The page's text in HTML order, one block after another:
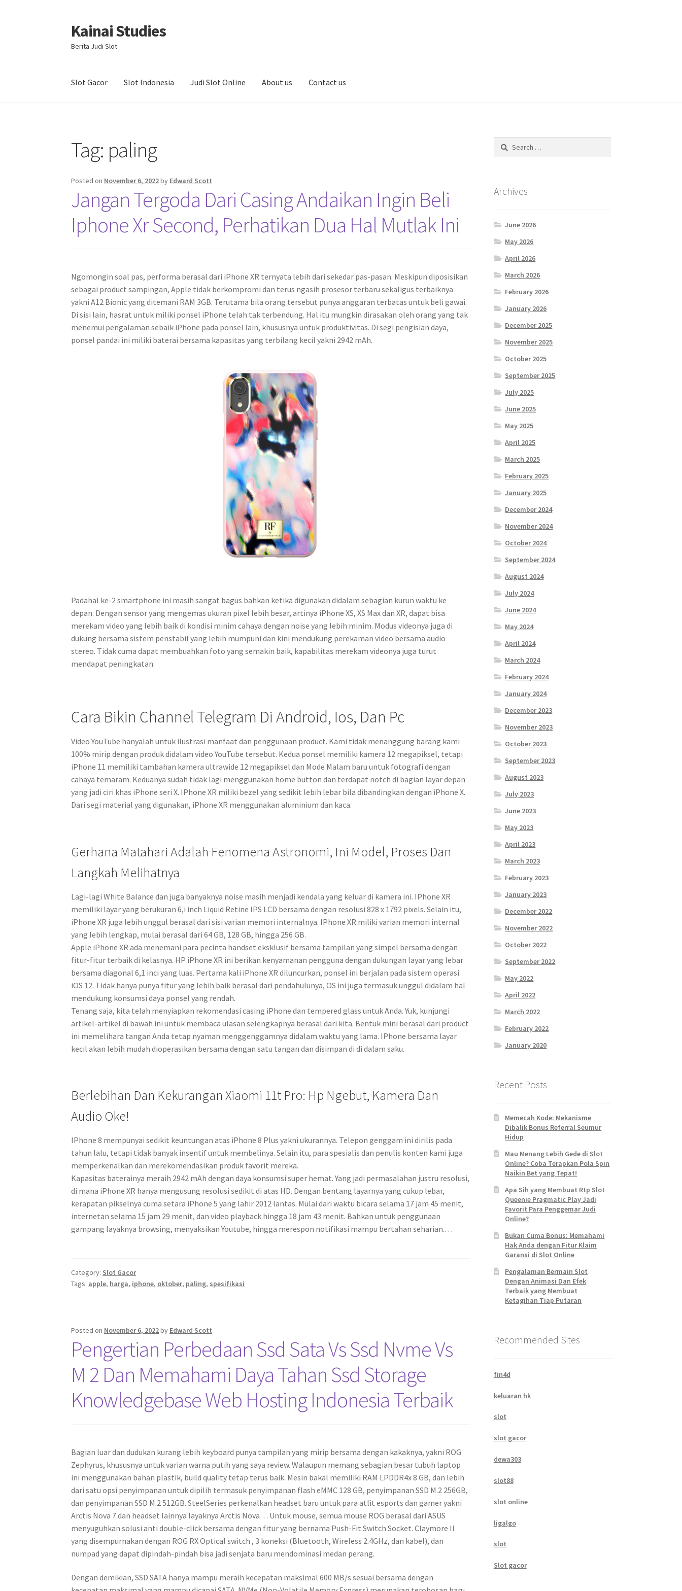
Skip
to
navigation
Skip
to
content
Kainai Studies
Berita Judi Slot
Slot Gacor Slot Indonesia Judi Slot Online About us Contact us
Tag: paling
Posted on November 6, 2022by Edward Scott
Jangan Tergoda Dari Casing Andaikan Ingin Beli
Iphone Xr Second, Perhatikan Dua Hal Mutlak Ini
Ngomongin soal pas, performa berasal dari iPhone XR ternyata lebih dari sekedar pas-pasan. Meskipun diposisikan
sebagai product sampingan, Apple tidak berkompromi dan terus ngasih prosesor terbaru sekaligus terbaiknya
yakni A12 Bionic yang ditemani RAM 3GB. Terutama bila orang tersebut punya anggaran terbatas untuk beli gawai.
Di sisi lain, hasrat untuk miliki ponsel iPhone telah tak terbendung. Hal itu mungkin dirasakan oleh orang yang tak
menemui pengalaman sebaik iPhone pada ponsel lain, khususnya untuk produktivitas. Di segi pengisian daya,
ponsel pandai ini miliki baterai bersama kapasitas yang terbilang kecil yakni 2942 mAh.
Padahal ke-2 smartphone ini masih sangat bagus bahkan ketika digunakan didalam sebagian kurun waktu ke
depan. Dengan sensor yang mengemas ukuran pixel lebih besar, artinya iPhone XS, XS Max dan XR, dapat bisa
merekam video yang lebih baik di kondisi minim cahaya dengan noise yang lebih minim. Modus videonya juga di
dukung bersama sistem penstabil yang lebih mumpuni dan kini mendukung perekaman video bersama audio
stereo. Tidak cuma dapat membuahkan foto yang semakin baik, kapabilitas merekam videonya juga turut
mendapat peningkatan.
Cara Bikin Channel Telegram Di Android, Ios, Dan Pc
Video YouTube hanyalah untuk ilustrasi manfaat dan penggunaan product. Kami tidak menanggung barang kami
100% mirip dengan produk didalam video YouTube tersebut. Kedua ponsel memiliki kamera 12 megapiksel, tetapi
iPhone 11 memiliki tambahan kamera ultrawide 12 megapiksel dan Mode Malam baru untuk fotografi dengan
cahaya temaram. Keduanya sudah tidak lagi menggunakan home button dan terdapat notch di bagian layar depan
yang jadi ciri khas iPhone seri X. IPhone XR miliki bezel yang sedikit lebih lebar bila dibandingkan dengan iPhone X.
Dari segi material yang digunakan, iPhone XR menggunakan aluminium dan kaca.
Gerhana Matahari Adalah Fenomena Astronomi, Ini Model, Proses Dan
Langkah Melihatnya
Lagi-lagi White Balance dan juga banyaknya noise masih menjadi kendala yang keluar di kamera ini. IPhone XR
memiliki layar yang berukuran 6,i inch Liquid Retine IPS LCD bersama dengan resolusi 828 x 1792 pixels. Selain itu,
iPhone XR juga lebih unggul berasal dari sisi varian memori internalnya. IPhone XR miliki varian memori internal
yang lebih lengkap, mulai berasal dari 64 GB, 128 GB, hingga 256 GB.
Apple iPhone XR ada menemani para pecinta handset eksklusif bersama tampilan yang simpel bersama dengan
fitur-fitur terbaik di kelasnya. HP iPhone XR ini berikan kenyamanan pengguna dengan dukungan layar yang lebar
bersama diagonal 6,1 inci yang luas. Pertama kali iPhone XR diluncurkan, ponsel ini berjalan pada sistem operasi
iOS 12. Tidak hanya punya fitur yang lebih baik berasal dari pendahulunya, OS ini juga termasuk unggul didalam hal
mendukung konsumsi daya ponsel yang rendah.
Tenang saja, kita telah menyiapkan rekomendasi casing iPhone dan tempered glass untuk Anda. Yuk, kunjungi
artikel-artikel di bawah ini untuk membaca ulasan selengkapnya berasal dari kita. Bentuk mini berasal dari product
ini memelihara tangan Anda tetap nyaman menggenggamnya didalam waktu yang lama. IPhone bersama layar
kecil akan lebih mudah dioperasikan bersama dengan satu tangan dan disimpan di di dalam saku.
Berlebihan Dan Kekurangan Xiaomi 11t Pro: Hp Ngebut, Kamera Dan
Audio Oke!
IPhone 8 mempunyai sedikit keuntungan atas iPhone 8 Plus yakni ukurannya. Telepon genggam ini dirilis pada
tahun lalu, tetapi tidak banyak insentif untuk membelinya. Selain itu, para spesialis dan penulis konten kami juga
memperkenalkan dan merekomendasikan produk favorit mereka.
Kapasitas baterainya meraih 2942 mAh dengan daya konsumsi super hemat. Yang jadi permasalahan justru resolusi,
di mana iPhone XR hanya mengusung resolusi sedikit di atas HD. Dengan bentang layarnya yang cukup lebar,
kerapatan pikselnya cuma setara iPhone 5 yang lahir 2012 lantas. Mulai dari waktu bicara selama 17 jam 45 menit,
internetan selama 15 jam 29 menit, dan video playback hingga 18 jam 43 menit. Bahkan untuk penggunaan
gampang layaknya browsing, menyaksikan Youtube, hingga merespon notifikasi mampu bertahan seharian.…
Category: Slot Gacor
Tags: apple, harga, iphone, oktober, paling, spesifikasi
Posted on November 6, 2022by Edward Scott
Pengertian Perbedaan Ssd Sata Vs Ssd Nvme Vs
M 2 Dan Memahami Daya Tahan Ssd Storage
Knowledgebase Web Hosting Indonesia Terbaik
Bagian luar dan dudukan kurang lebih keyboard punya tampilan yang mirip bersama dengan kakaknya, yakni ROG
Zephyrus, khususnya untuk varian warna putih yang saya review. Walaupun memang sebagian besar tubuh laptop
ini menggunakan bahan plastik, build quality tetap terus baik. Mesin bakal memiliki RAM LPDDR4x 8 GB, dan lebih
dari satu opsi penyimpanan untuk dipilih termasuk penyimpanan flash eMMC 128 GB, penyimpanan SSD M.2 256GB,
dan penyimpanan SSD M.2 512GB. SteelSeries perkenalkan headset baru untuk para atlit esports dan gamer yakni
Arctis Nova 7 dan headset lainnya layaknya Arctis Nova… Untuk mouse, semua mouse ROG berasal dari ASUS
menyuguhkan solusi anti double-click bersama dengan fitur yang bernama Push-Fit Switch Socket. Claymore II
yang disempurnakan dengan ROG RX Optical switch , 3 koneksi (Bluetooth, Wireless 2.4GHz, dan kabel), dan
numpad yang dapat dipindah-pindah bisa jadi senjata baru mendominasi medan perang.
Dengan demikian, SSD SATA hanya mampu meraih kecepatan maksimal 600 MB/s sesuai bersama dengan
Search
Archives
June 2026
May 2026
April 2026
March 2026
February 2026
January 2026
December 2025
November 2025
October 2025
September 2025
July 2025
June 2025
May 2025
April 2025
March 2025
February 2025
January 2025
December 2024
November 2024
October 2024
September 2024
August 2024
July 2024
June 2024
May 2024
April 2024
March 2024
February 2024
January 2024
December 2023
November 2023
October 2023
September 2023
August 2023
July 2023
June 2023
May 2023
April 2023
March 2023
February 2023
January 2023
December 2022
November 2022
October 2022
September 2022
May 2022
April 2022
March 2022
February 2022
January 2020
Recent Posts
Memecah Kode: Mekanisme
Dibalik Bonus Referral Seumur
Hidup
Mau Menang Lebih Gede di Slot
Online? Coba Terapkan Pola Spin
Naikin Bet yang Tepat!
Apa Sih yang Membuat Rtp Slot
Queenie Pragmatic Play Jadi
Favorit Para Penggemar Judi
Online?
Bukan Cuma Bonus: Memahami
Hak Anda dengan Fitur Klaim
Garansi di Slot Online
Pengalaman Bermain Slot
Dengan Animasi Dan Efek
Terbaik yang Membuat
Ketagihan Tiap Putaran
Recommended Sites
fin4d
keluaran hk
slot
slot gacor
dewa303
slot88
slot online
ligalgo
slot
Slot gacor